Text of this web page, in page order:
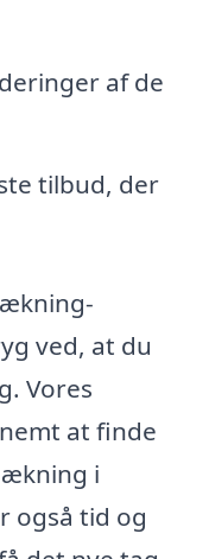
af de
tilbud, der
ved, at du
Vores
at finde
i
også tid og